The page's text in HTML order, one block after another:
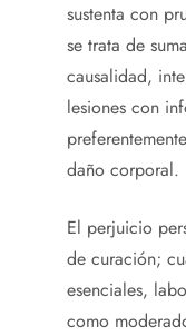
sustenta con
se trata de
causalidad,
lesiones con
daño corporal.
El perjuicio
de curación;
esenciales,
como